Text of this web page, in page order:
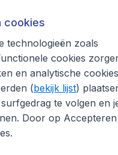
cookies
technologieën zoals
cookies
en analytische cookies
(bekijk lijst)
te volgen en
Door op